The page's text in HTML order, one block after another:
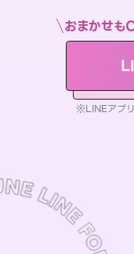
おまかせも
※LINEアプ